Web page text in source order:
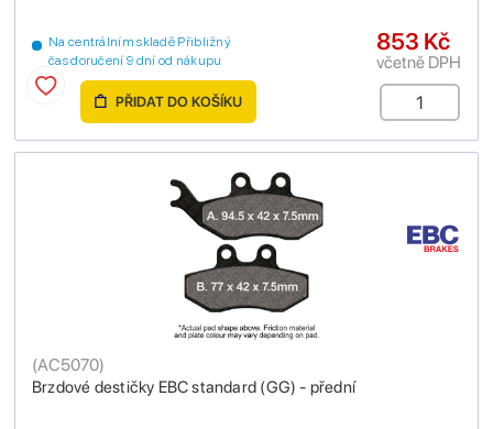
Na centrálním skladě Přibližný
čas doručení 9 dní od nákupu
853 Kč
včetně DPH
PŘIDAT DO KOŠÍKU
Brzdové destičky EBC standard (GG) - přední
(AC5070)